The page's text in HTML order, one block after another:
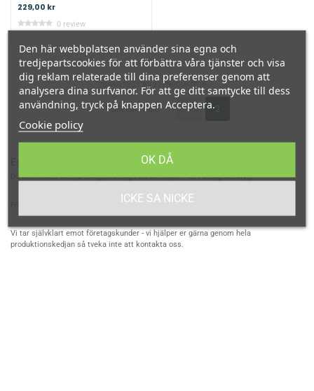
229,00 kr
0 review
VISAR 13-21 AV 21 PRODUKT(ER)
FÖREGÅENDE 1
Du kan enkelt skapa en egen design till ditt tryck i vårt designverktyg.
För att läsa mer om våra tryckmetoder kan du klicka här
Vi tar självklart emot företagskunder - vi hjälper er gärna genom hela
produktionskedjan så tveka inte att kontakta oss.
Den här webbplatsen använder sina egna och
tredjepartscookies för att förbättra våra tjänster och visa
dig reklam relaterade till dina preferenser genom att
analysera dina surfvanor. För att ge ditt samtycke till dess
användning, tryck på knappen Acceptera.
Cookie policy
ICKE SA NICKE
OK DÅ